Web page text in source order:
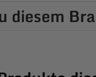
diesem